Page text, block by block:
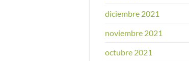
diciembre 2021
noviembre 2021
octubre 2021